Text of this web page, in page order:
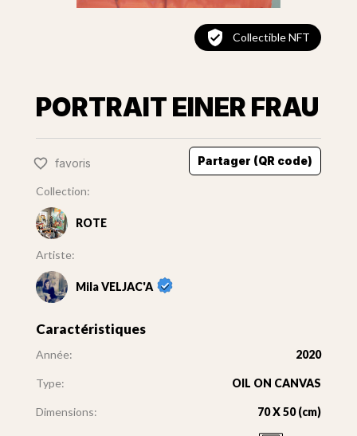
Collectible NFT
PORTRAIT EINER FRAU
favoris Partager (QR code)
Collection:
ROTE
Artiste:
Mila VELJAC'A
Caractéristiques
Année: 2020
Type: OIL ON CANVAS
Dimensions: 70 X 50 (cm)